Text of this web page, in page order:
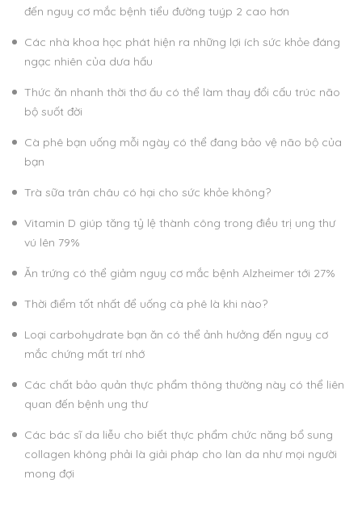
đến nguy cơ mắc bệnh tiểu đường tuýp 2 cao hơn
Các nhà khoa học phát hiện ra những lợi ích sức khỏe đáng
ngạc nhiên của dưa hấu
Thức ăn nhanh thời thơ ấu có thể làm thay đổi cấu trúc não
bộ suốt đời
Cà phê bạn uống mỗi ngày có thể đang bảo vệ não bộ của
bạn
Trà sữa trân châu có hại cho sức khỏe không?
Vitamin D giúp tăng tỷ lệ thành công trong điều trị ung thư
vú lên 79%
Ăn trứng có thể giảm nguy cơ mắc bệnh Alzheimer tới 27%
Thời điểm tốt nhất để uống cà phê là khi nào?
Loại carbohydrate bạn ăn có thể ảnh hưởng đến nguy cơ
mắc chứng mất trí nhớ
Các chất bảo quản thực phẩm thông thường này có thể liên
quan đến bệnh ung thư
Các bác sĩ da liễu cho biết thực phẩm chức năng bổ sung
collagen không phải là giải pháp cho làn da như mọi người
mong đợi